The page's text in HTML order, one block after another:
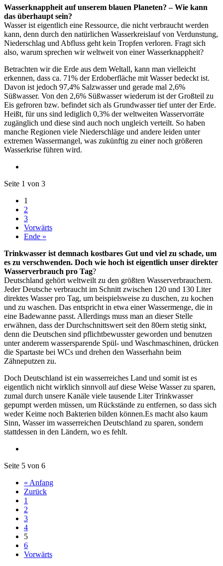
Wasserknappheit auf unserem blauen Planeten? – Wie kann
das überhaupt sein?
Wasser ist eigentlich eine Ressource, die nicht verbraucht werden
kann, denn durch den natürlichen Wasserkreislauf von Verdunstung,
Niederschlag und Abfluss geht kein Tropfen verloren. Fragt sich
also, warum sprechen wir weltweit von einer Wasserknappheit?
Betrachten wir die Erde aus dem Weltall, kann man vielleicht
erkennen, dass ca. 71% der Erdoberfläche mit Wasser bedeckt ist.
Davon ist jedoch 97,4% Salzwasser und gerade mal 2,6%
Süßwasser. Von den 2,6% Süßwasser wiederum ist der Großteil zu
Eis gefroren bzw. befindet sich als Grundwasser tief unter der Erde.
Heißt, für uns sind lediglich 0,3% der weltweiten Wasservorräte
zugänglich und diese sind auch noch ungleich verteilt. So haben
manche Regionen viele Niederschläge und andere leiden unter
extremen Wassermangel, was zukünftig zu einer noch größeren
Wasserkrise führen wird.
Seite 1 von 3
1
2
3
Vorwärts
Ende »
Trinkwasser ist demnach kostbares Gut und viel zu schade, um
es zu verschwenden. Doch wie hoch ist eigentlich unser direkter
Wasserverbrauch pro Tag?
Deutschland gehört weltweilt zu den größten Wasserverbrauchern.
Jeder Deutsche verbraucht im Schnitt zwischen 120 und 130 Liter
direktes Wasser pro Tag, um beispielsweise zu duschen, zu kochen
und zu waschen. Das entspricht in etwa einer Wassermenge, die in
eine Badewanne passt. Allerdings muss man an dieser Stelle
erwähnen, dass der Durchschnittswert seit den 80ern stetig sinkt,
denn die Deutschen sind pflichtbewusster geworden und benutzen
unter anderem wassersparende Spül- und Waschmaschinen, drücken
die Spartaste bei WCs und drehen den Wasserhahn beim
Zähneputzen zu.
Doch Deutschland ist ein wasserreiches Land und somit ist es
eigentlich nicht wirklich sinnvoll auf diese Weise Wasser zu sparen,
zumal durch unsere Kanäle viele tausende Liter Trinkwasser
gepumpt werden müssen, um Rückstände zu entfernen, so dass sich
weder Keime noch Bakterien bilden können.Es macht also kaum
Sinn, Wasser im wasserreichen Deutschland zu sparen, sondern
stattdessen in den Ländern, wo es fehlt.
Seite 5 von 6
« Anfang
Zurück
1
2
3
4
5
6
Vorwärts